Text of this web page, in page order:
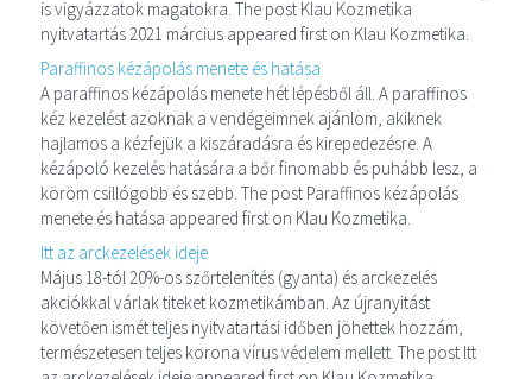
is vigyázzatok magatokra. The post Klau Kozmetika
nyitvatartás 2021 március appeared first on Klau Kozmetika.
Paraffinos kézápolás menete és hatása
A paraffinos kézápolás menete hét lépésből áll. A paraffinos
kéz kezelést azoknak a vendégeimnek ajánlom, akiknek
hajlamos a kézfejük a kiszáradásra és kirepedezésre. A
kézápoló kezelés hatására a bőr finomabb és puhább lesz, a
köröm csillógobb és szebb. The post Paraffinos kézápolás
menete és hatása appeared first on Klau Kozmetika.
Itt az arckezelések ideje
Május 18-tól 20%-os szőrtelenítés (gyanta) és arckezelés
akciókkal várlak titeket kozmetikámban. Az újranyitást
követően ismét teljes nyitvatartási időben jöhettek hozzám,
természetesen teljes korona vírus védelem mellett. The post Itt